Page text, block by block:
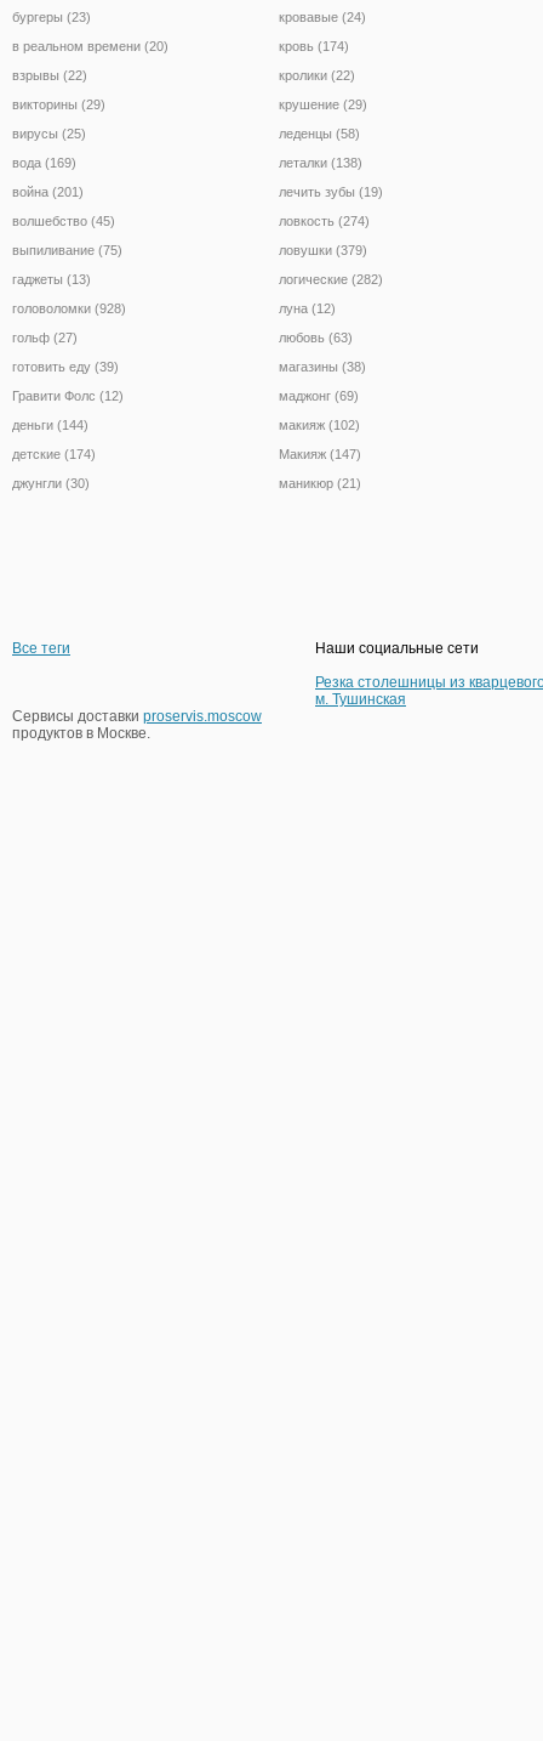
бургеры (23)
в реальном времени (20)
взрывы (22)
викторины (29)
вирусы (25)
вода (169)
война (201)
волшебство (45)
выпиливание (75)
гаджеты (13)
головоломки (928)
гольф (27)
готовить еду (39)
Гравити Фолс (12)
деньги (144)
детские (174)
джунгли (30)
кровавые (24)
кровь (174)
кролики (22)
крушение (29)
леденцы (58)
леталки (138)
лечить зубы (19)
ловкость (274)
ловушки (379)
логические (282)
луна (12)
любовь (63)
магазины (38)
маджонг (69)
макияж (102)
Макияж (147)
маникюр (21)
Все теги
Наши социальные сети
Резка столешницы из
м. Тушинская
Сервисы доставки proservis.moscow
продуктов в Москве.